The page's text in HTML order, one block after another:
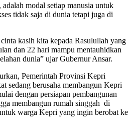
modal setiap manusia untuk
tidak saja di dunia tetapi juga di
kasih kita kepada Rasulullah yang
dan 22 hari mampu mentauhidkan
dunia” ujar Gubernur Ansar.
Pemerintah Provinsi Kepri
sedang berusaha membangun Kepri
dengan persiapan pembangunan
membangun rumah singgah di
warga Kepri yang ingin berobat ke